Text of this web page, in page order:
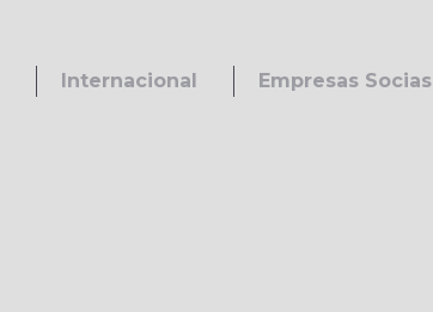
Internacional Empresas Socias